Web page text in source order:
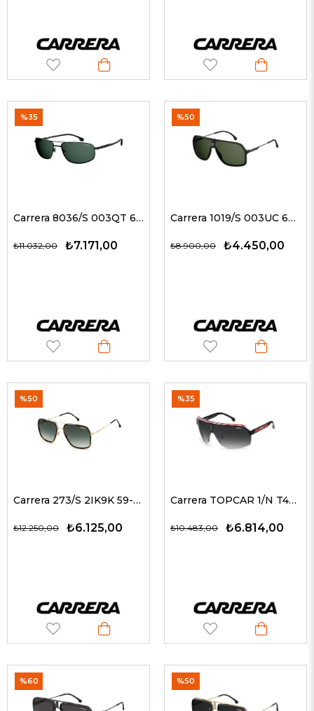
Carrera 8036/S 003QT 62 G Erkek Güneş Gözlükleri
₺7.171,00
₺11.032,00
%35
Carrera 1019/S 003UC 64 Güneş Gözlüğü
₺4.450,00
₺8.900,00
%50
Carrera 273/S 2IK9K 59-17 Erkek Güneş Gözlükleri
₺6.125,00
₺12.250,00
%50
Carrera TOPCAR 1/N T4O9O 99 Unisex Güneş Gözlükleri
₺6.814,00
₺10.483,00
%35
%60 %50